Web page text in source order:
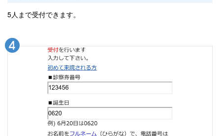
5人まで受付できます。